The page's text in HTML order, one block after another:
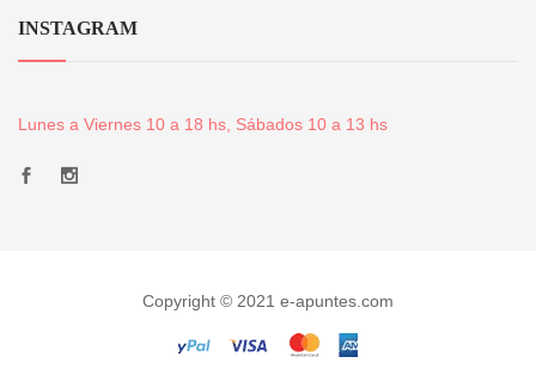
INSTAGRAM
Lunes a Viernes 10 a 18 hs, Sábados 10 a 13 hs
Copyright © 2021 e-apuntes.com